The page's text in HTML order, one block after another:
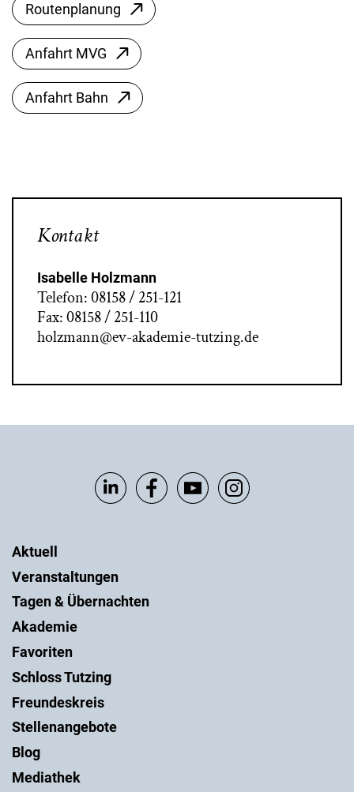
Routenplanung
Anfahrt MVG
Anfahrt Bahn
Kontakt
Isabelle Holzmann
Telefon: 08158 / 251-121
Fax: 08158 / 251-110
holzmann@ev-akademie-tutzing.de
Aktuell
Veranstaltungen
Tagen & Übernachten
Akademie
Favoriten
Schloss Tutzing
Freundeskreis
Stellenangebote
Blog
Mediathek